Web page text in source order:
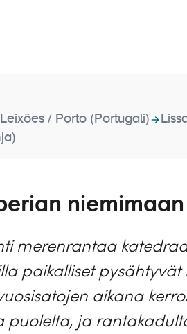
Leixões / Porto (Portugali)
merenrantaa
paikalliset
aikana
puolelta, ja